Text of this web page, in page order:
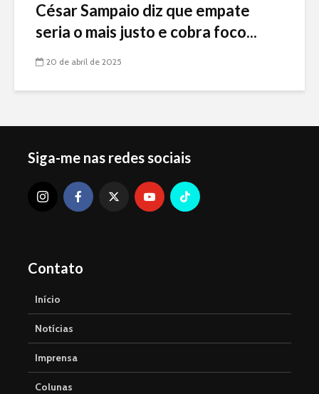
César Sampaio diz que empate
seria o mais justo e cobra foco...
20 de abril de 2025
Siga-me nas redes sociais
Contato
Início
Notícias
Imprensa
Colunas